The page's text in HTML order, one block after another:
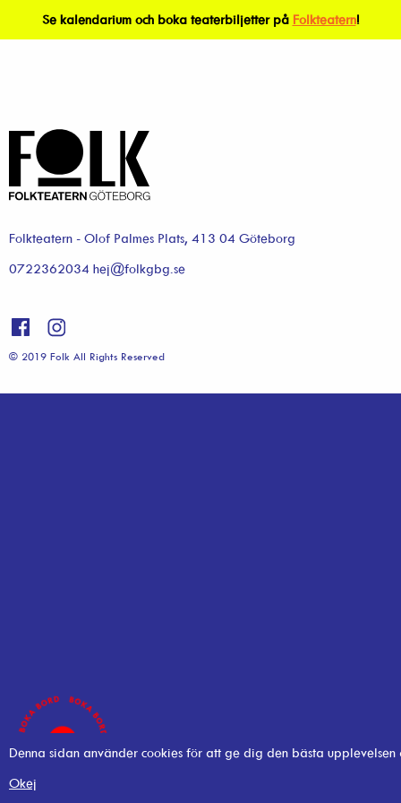
Se kalendarium och boka teaterbiljetter på Folkteatern!
Folkteatern - Olof Palmes Plats, 413 04 Göteborg
0722362034 hej@folkgbg.se
© 2019 Folk All Rights Reserved
Denna sidan använder cookies för att ge dig den bästa
Okej